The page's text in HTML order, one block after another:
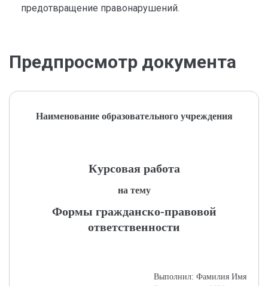
предотвращение правонарушений.
Предпросмотр документа
Наименование образовательного учреждения
Курсовая работа
на тему
Формы гражданско-правовой
ответственности
Выполнил: Фамилия Имя